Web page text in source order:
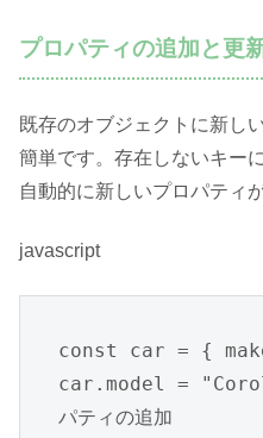
プロパティの追加と更
既存のオブジェクトに新し
簡単です。存在しないキー
自動的に新しいプロパティ
javascript
const car = {
car.model =
パティの追加